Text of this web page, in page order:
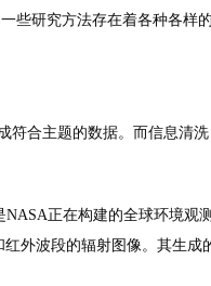
研究方法存在着各种各
合主题的数据。而信息清
正在构建的全球环境
外波段的辐射图像。其生